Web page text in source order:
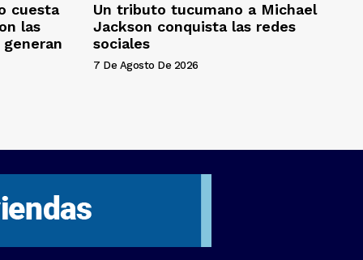
cuesta
las
Un tributo tucumano a Michael
Jackson conquista las redes
sociales
7 De Agosto De 2026